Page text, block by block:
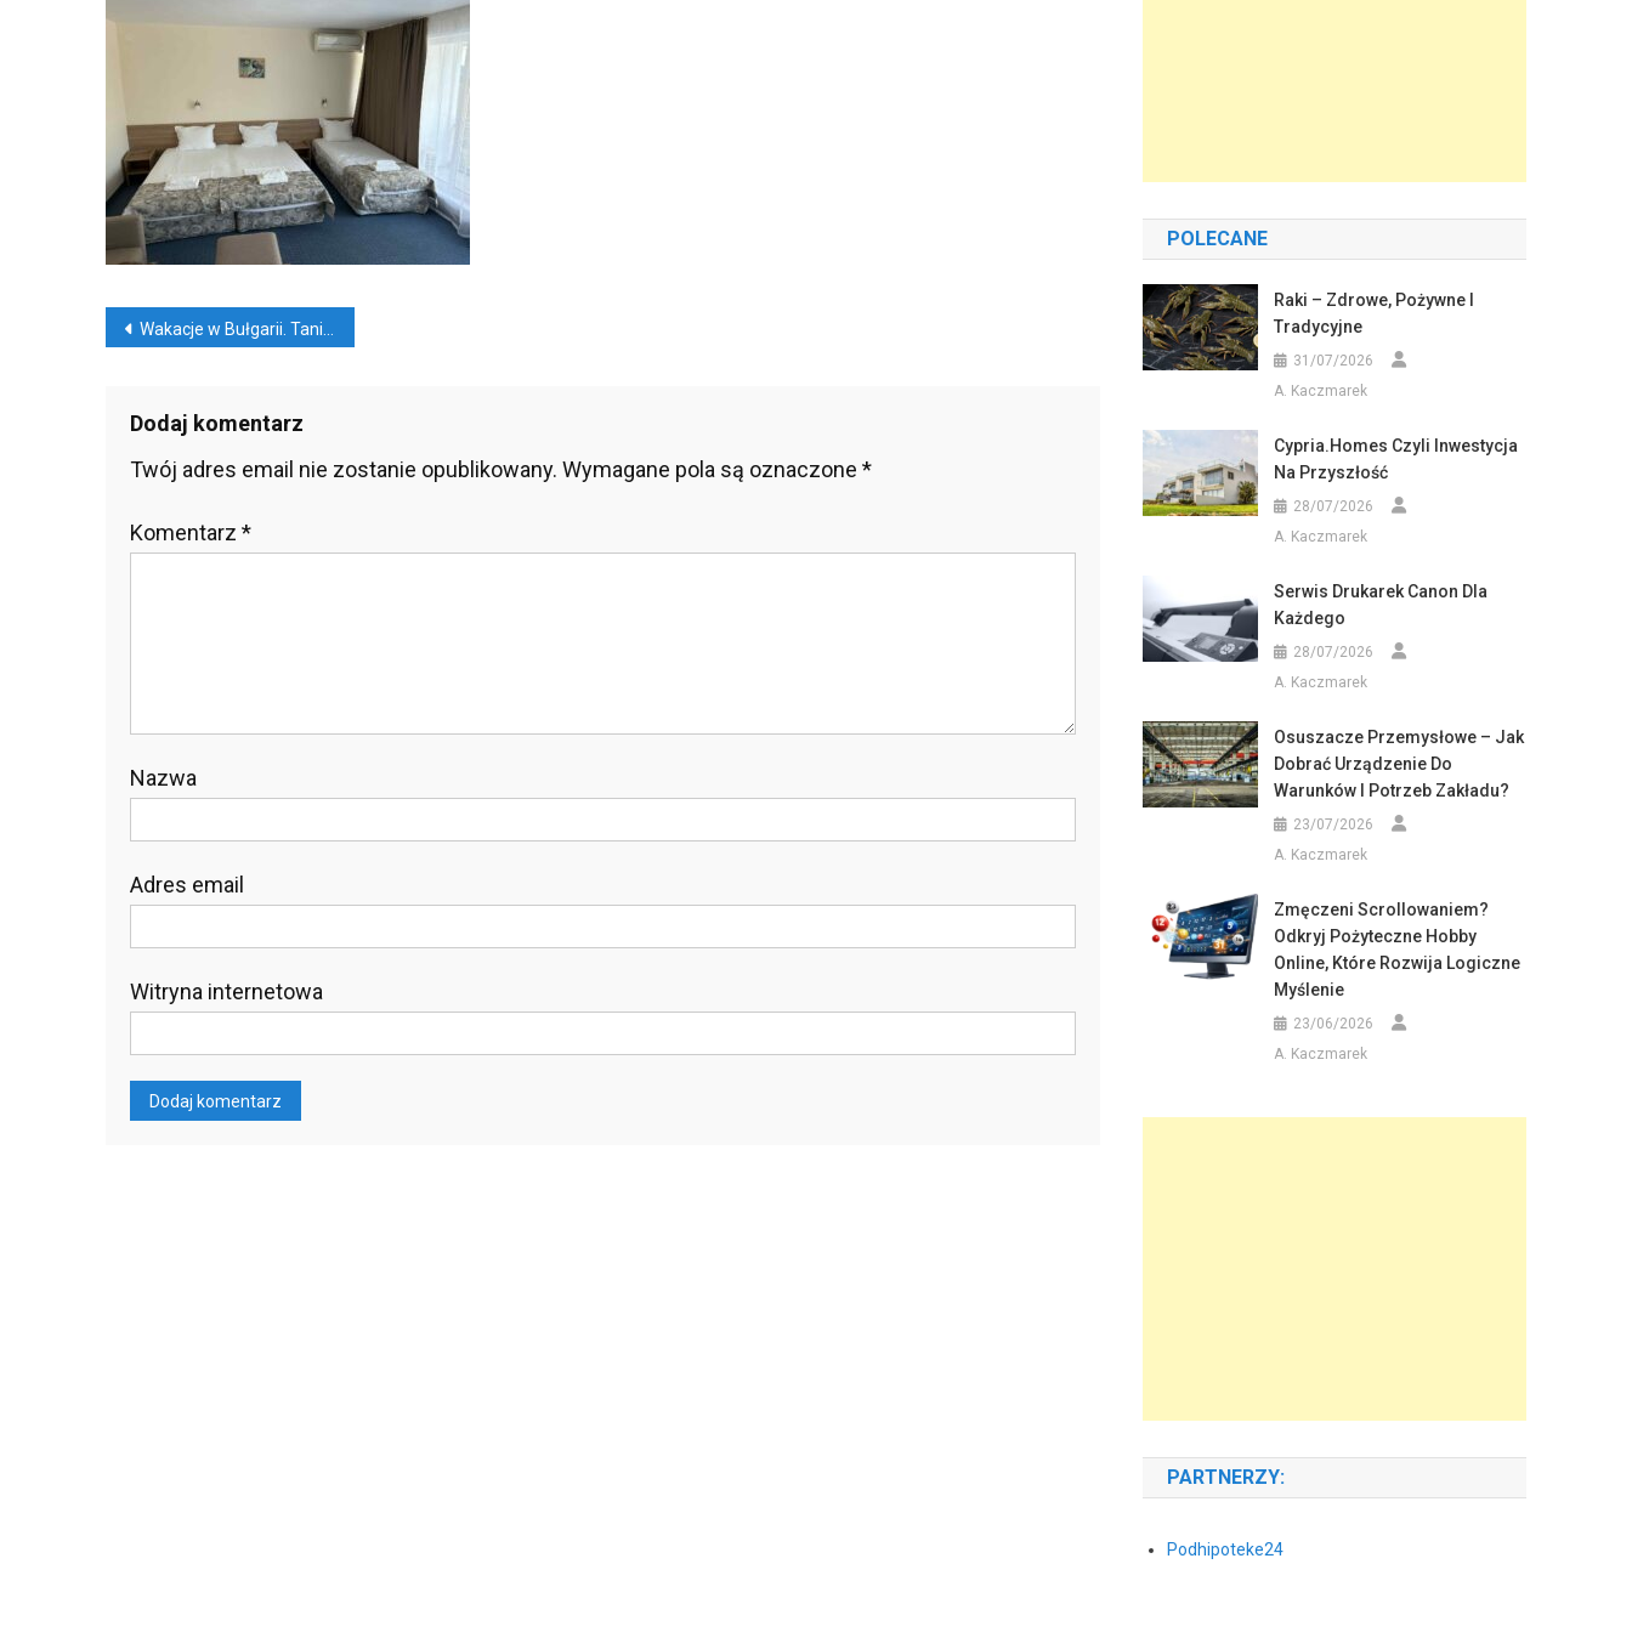
Nawigacja
Wakacje w Bułgarii. Tanie loty i ocena hotelu
Dodaj komentarz
Twój adres email nie zostanie opublikowany. Wymagane pola są oznaczone *
Komentarz *
Nazwa
Adres email
Witryna internetowa
POLECANE
Raki – Zdrowe, Pożywne I
Tradycyjne
31/07/2026
A. Kaczmarek
Cypria.homes Czyli Inwestycja
Na Przyszłość
28/07/2026
A. Kaczmarek
Serwis Drukarek Canon Dla
Każdego
28/07/2026
A. Kaczmarek
Osuszacze Przemysłowe – Jak
Dobrać Urządzenie Do
Warunków I Potrzeb Zakładu?
23/07/2026
A. Kaczmarek
Zmęczeni Scrollowaniem?
Odkryj Pożyteczne Hobby
Online, Które Rozwija Logiczne
Myślenie
23/06/2026
A. Kaczmarek
PARTNERZY:
Podhipoteke24